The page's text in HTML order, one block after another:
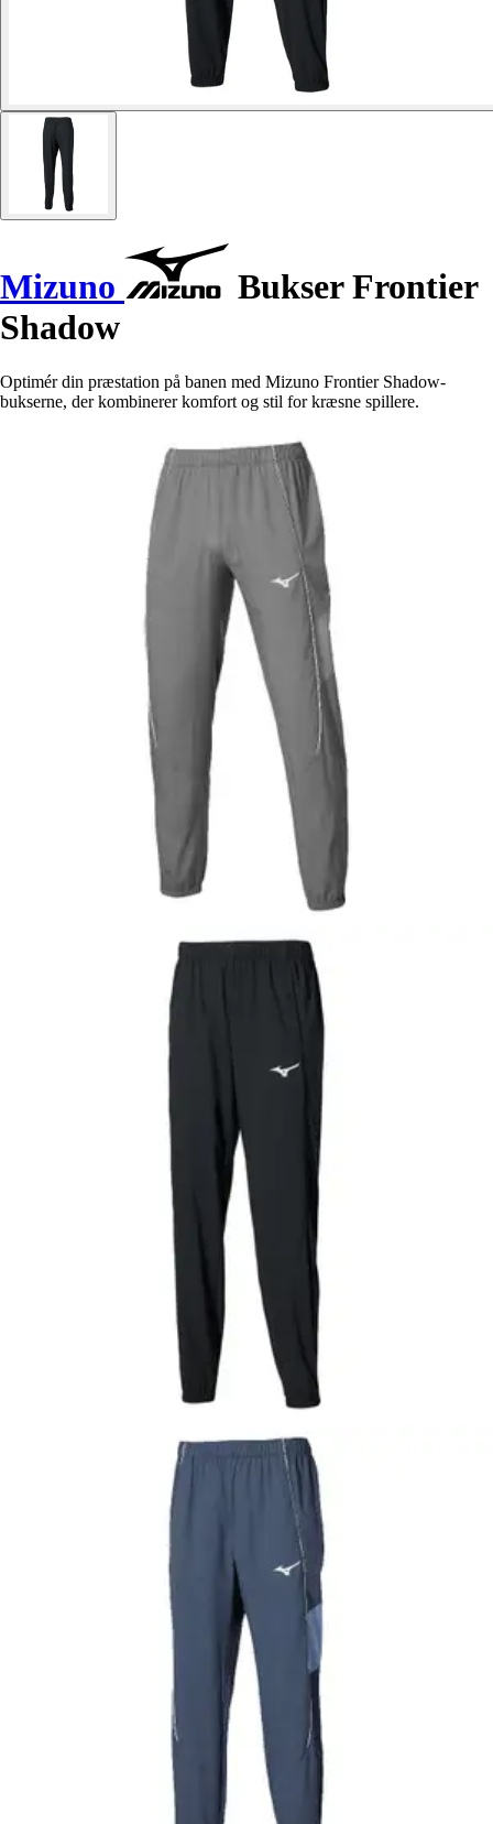
Mizuno
Bukser Frontier
Shadow
Optimér din præstation på banen med Mizuno Frontier Shadow-
bukserne, der kombinerer komfort og stil for kræsne spillere.